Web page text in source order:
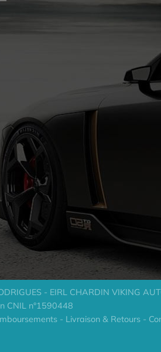
- EIRL CHARDIN VIKING
CNIL n°1590448
- Livraison & Retours -